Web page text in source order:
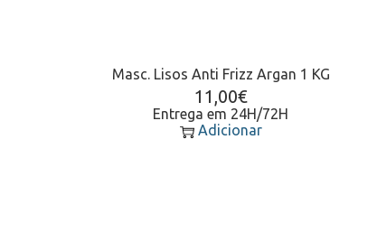
Masc. Lisos Anti Frizz Argan 1 KG
11,00€
Entrega em 24H/72H
Adicionar